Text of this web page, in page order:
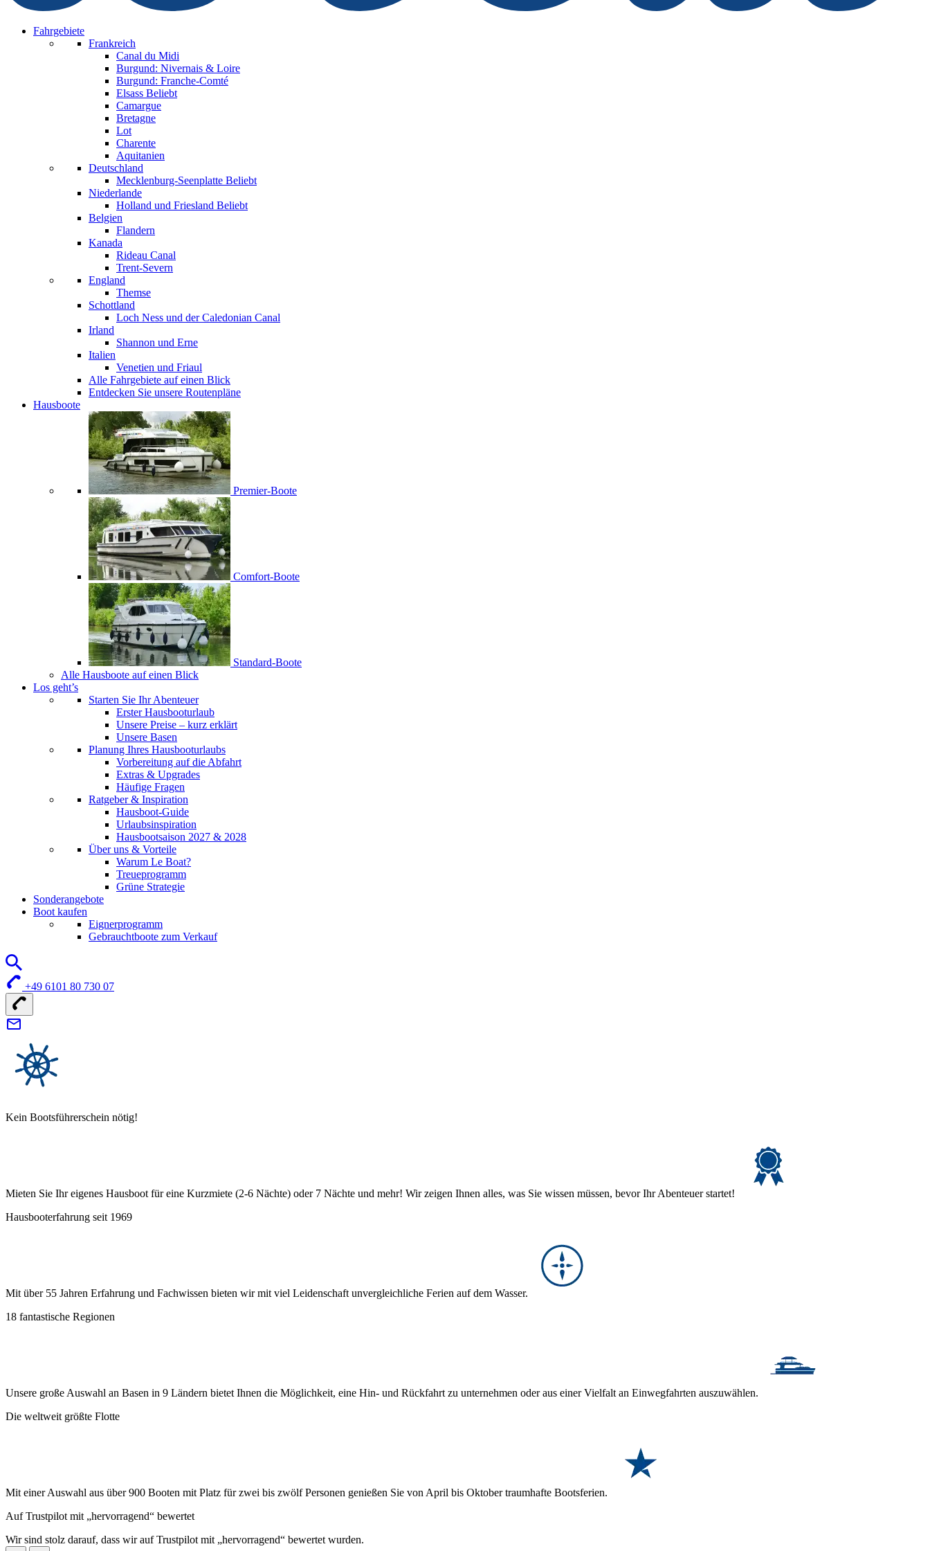
Fahrgebiete
Frankreich
Canal du Midi
Burgund: Nivernais & Loire
Burgund: Franche-Comté
Elsass Beliebt
Camargue
Bretagne
Lot
Charente
Aquitanien
Deutschland
Mecklenburg-Seenplatte Beliebt
Niederlande
Holland und Friesland Beliebt
Belgien
Flandern
Kanada
Rideau Canal
Trent-Severn
England
Themse
Schottland
Loch Ness und der Caledonian Canal
Irland
Shannon und Erne
Italien
Venetien und Friaul
Alle Fahrgebiete auf einen Blick
Entdecken Sie unsere Routenpläne
Hausboote
Premier-Boote
Comfort-Boote
Standard-Boote
Alle Hausboote auf einen Blick
Los geht’s
Starten Sie Ihr Abenteuer
Erster Hausbooturlaub
Unsere Preise – kurz erklärt
Unsere Basen
Planung Ihres Hausbooturlaubs
Vorbereitung auf die Abfahrt
Extras & Upgrades
Häufige Fragen
Ratgeber & Inspiration
Hausboot-Guide
Urlaubsinspiration
Hausbootsaison 2027 & 2028
Über uns & Vorteile
Warum Le Boat?
Treueprogramm
Grüne Strategie
Sonderangebote
Boot kaufen
Eignerprogramm
Gebrauchtboote zum Verkauf
+49 6101 80 730 07
Kein Bootsführerschein nötig!
Mieten Sie Ihr eigenes Hausboot für eine Kurzmiete (2-6 Nächte) oder 7 Nächte und mehr! Wir zeigen Ihnen alles, was Sie wissen müssen, bevor Ihr Abenteuer startet!
Hausbooterfahrung seit 1969
Mit über 55 Jahren Erfahrung und Fachwissen bieten wir mit viel Leidenschaft unvergleichliche Ferien auf dem Wasser.
18 fantastische Regionen
Unsere große Auswahl an Basen in 9 Ländern bietet Ihnen die Möglichkeit, eine Hin- und Rückfahrt zu unternehmen oder aus einer Vielfalt an Einwegfahrten auszuwählen.
Die weltweit größte Flotte
Mit einer Auswahl aus über 900 Booten mit Platz für zwei bis zwölf Personen genießen Sie von April bis Oktober traumhafte Bootsferien.
Auf Trustpilot mit „hervorragend“ bewertet
Wir sind stolz darauf, dass wir auf Trustpilot mit „hervorragend“ bewertet wurden.